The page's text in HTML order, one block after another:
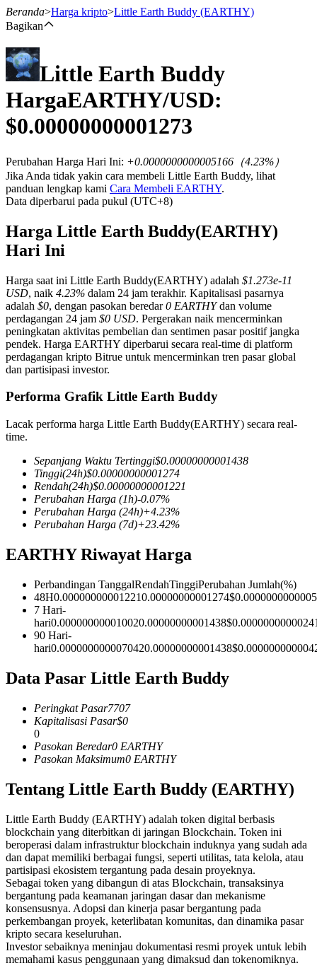
Berjangka
Kontrak berjangka menggunakan USDT sebagai jaminannya
TradFi
Derivatif saham, forex, logam mulia, dan komoditas
USDC Berjangka
Kontrak berjangka menggunakan USDC sebagai jaminannya
Copy Trading
Bergabunglah dengan pedagang top
Menjadi Pedagang Salinan
Beranda>Harga kripto>Little Earth Buddy (EARTHY)
Bagikan
Little Earth Buddy
HargaEARTHY/USD:
$0.00000000001273
Perubahan Harga Hari Ini: +0.0000000000005166 （4.23%）
Jika Anda tidak yakin cara membeli Little Earth Buddy, lihat
panduan lengkap kami Cara Membeli EARTHY.
Data diperbarui pada pukul (UTC+8)
Harga Little Earth Buddy(EARTHY)
Hari Ini
Harga saat ini Little Earth Buddy(EARTHY) adalah $1.273e-11
USD, naik 4.23% dalam 24 jam terakhir. Kapitalisasi pasarnya
adalah $0, dengan pasokan beredar0 EARTHYdan volume
perdagangan 24 jam $0 USD. Pergerakan naik mencerminkan
peningkatan aktivitas pembelian dan sentimen pasar positif jangka
pendek. Harga EARTHY diperbarui secara real-time di platform
perdagangan kripto Bitrue untuk mencerminkan tren pasar global
dan partisipasi investor.
Performa Grafik Little Earth Buddy
Lacak performa harga Little Earth Buddy(EARTHY) secara real-
time.
Sepanjang Waktu Tertinggi$0.00000000001438
Tinggi(24h)$0.00000000001274
Rendah(24h)$0.00000000001221
Perubahan Harga (1h)-0.07%
Perubahan Harga (24h)+4.23%
Perubahan Harga (7d)+23.42%
EARTHY Riwayat Harga
Perbandingan TanggalRendahTinggiPerubahan Jumlah(%)
48H0.000000000012210.00000000001274$
7 Hari-
hari0.000000000010020.00000000001438$
90 Hari-
hari0.0000000000070420.00000000001438$
Data Pasar Little Earth Buddy
Peringkat Pasar7707
Kapitalisasi Pasar$0
0
Pasokan Beredar0 EARTHY
Pasokan Maksimum0 EARTHY
Tentang Little Earth Buddy (EARTHY)
Little Earth Buddy (EARTHY) adalah token digital berbasis
blockchain yang diterbitkan di jaringan Blockchain. Token ini
beroperasi dalam infrastruktur blockchain induknya yang sudah ada
dan dapat memiliki berbagai fungsi, seperti utilitas, tata kelola, atau
partisipasi ekosistem tergantung pada desain proyeknya.
Sebagai token yang dibangun di atas Blockchain, transaksinya
bergantung pada keamanan jaringan dasar dan mekanisme
konsensusnya. Adopsi dan kinerja pasar bergantung pada
perkembangan proyek, keterlibatan komunitas, dan dinamika pasar
kripto secara keseluruhan.
Investor sebaiknya meninjau dokumentasi resmi proyek untuk lebih
memahami kasus penggunaan yang dimaksud dan tokenomiknya.